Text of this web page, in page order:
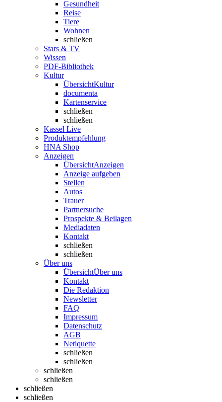
Gesundheit
Reise
Tiere
Wohnen
schließen
Stars & TV
Wissen
PDF-Bibliothek
Kultur
ÜbersichtKultur
documenta
Kartenservice
schließen
schließen
Kassel Live
Produktempfehlung
HNA Shop
Anzeigen
ÜbersichtAnzeigen
Anzeige aufgeben
Stellen
Autos
Trauer
Partnersuche
Prospekte & Beilagen
Mediadaten
Kontakt
schließen
schließen
Über uns
ÜbersichtÜber uns
Kontakt
Die Redaktion
Newsletter
FAQ
Impressum
Datenschutz
AGB
Netiquette
schließen
schließen
schließen
schließen
schließen
schließen